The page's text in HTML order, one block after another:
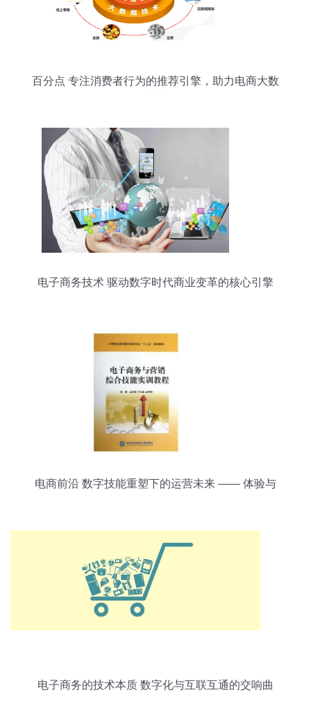
百分点 专注消费者行为的推荐引擎，助力电商大数
电子商务技术 驱动数字时代商业变革的核心引擎
电商前沿 数字技能重塑下的运营未来 —— 体验与
电子商务的技术本质 数字化与互联互通的交响曲